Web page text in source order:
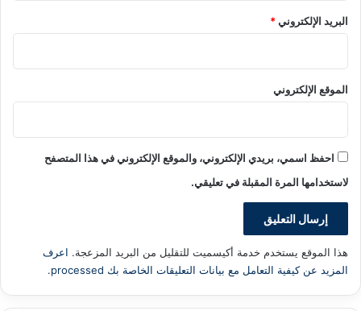
البريد الإلكتروني*
الموقع الإلكتروني
احفظ اسمي، بريدي الإلكتروني، والموقع الإلكتروني في هذا المتصفح
لاستخدامها المرة المقبلة في تعليقي.
هذا الموقع يستخدم خدمة أكيسميت للتقليل من البريد المزعجة. اعرف
المزيد عن كيفية التعامل مع بيانات التعليقات الخاصة بك processed
.